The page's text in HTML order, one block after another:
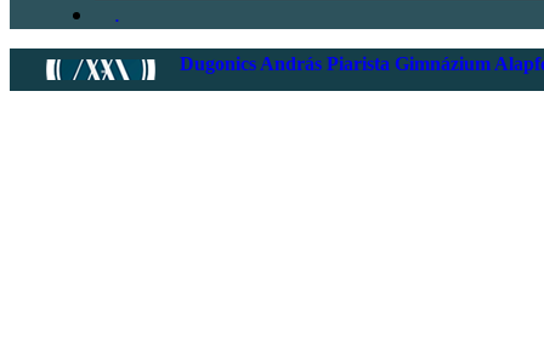
.
Dugonics András Piarista Gimnázium